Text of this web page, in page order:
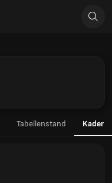
Tabellenstand Kader